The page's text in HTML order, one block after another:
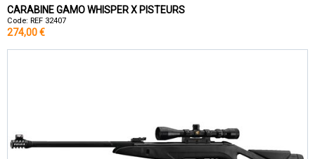
CARABINE GAMO WHISPER X PISTEURS
Code: REF 32407
274,00 €